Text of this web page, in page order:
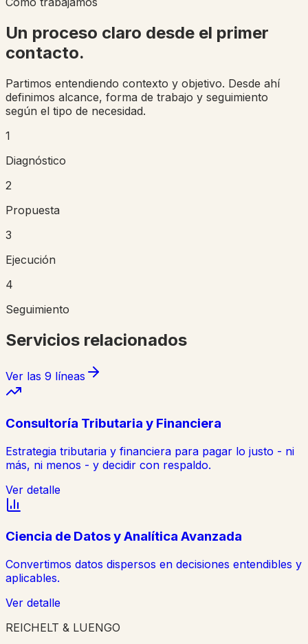
Un proceso claro desde el primer
contacto.
Partimos entendiendo contexto y objetivo. Desde ahí
definimos alcance, forma de trabajo y seguimiento
según el tipo de necesidad.
1
Diagnóstico
2
Propuesta
3
Ejecución
4
Seguimiento
Servicios relacionados
Ver las 9 líneas
Consultoría Tributaria y Financiera
Estrategia tributaria y financiera para pagar lo justo - ni
más, ni menos - y decidir con respaldo.
Ver detalle
Ciencia de Datos y Analítica Avanzada
Convertimos datos dispersos en decisiones entendibles y
aplicables.
Ver detalle
REICHELT & LUENGO